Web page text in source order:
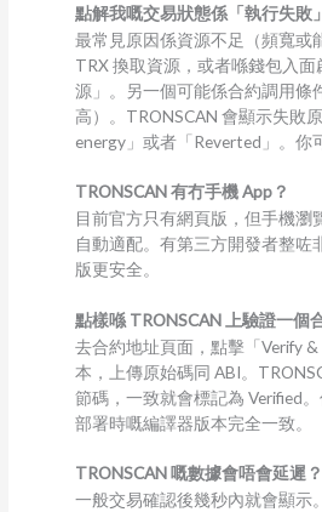
點解我嘅交易狀態係「執行失敗
最常見原因係資源不足（頻寬或
TRX 換取資源，或者喺錢包入
源」。另一個可能係合約調用條
高）。TRONSCAN 會顯示失敗
energy」或者「Reverted」。你
TRONSCAN 有冇手機 App？
目前官方只有網頁版，但手機瀏
自動適配。有第三方開發者整咗
版更安全。
點樣喺 TRONSCAN 上驗證一個
去合約地址頁面，點擊「Verify
本，上傳原始碼同 ABI。
節碼，一致就會標記為 Verified
部署時嘅編譯器版本完全一致。
TRONSCAN 嘅數據會唔會延遲？
一般交易確認後幾秒內就會顯示